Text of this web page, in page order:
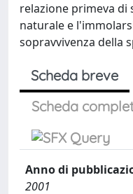
relazione primeva
naturale e
sopravvivenza della
Scheda breve
Scheda
Anno di
2001